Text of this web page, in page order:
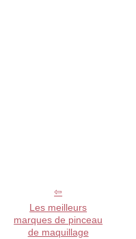
Les meilleurs
marques de pinceau
de maquillage